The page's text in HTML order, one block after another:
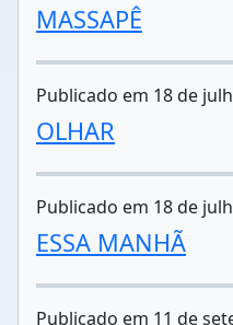
MASSAPÊ
Publicado em 18 de
OLHAR
Publicado em 18 de
ESSA MANHÃ
Publicado em 11 de